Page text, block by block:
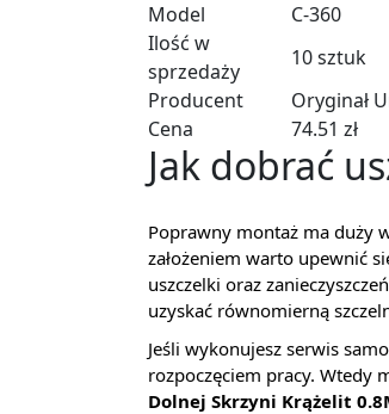
Model
C-360
Ilość w
sprzedaży
10 sztuk
Producent
Oryginał
Cena
74.51 zł
Jak dobrać
Poprawny montaż ma duży
założeniem warto upewnić
uszczelki oraz
uzyskać równomierną
Jeśli wykonujesz serwis
rozpoczęciem pracy. Wtedy
Dolnej Skrzyni Krążelit